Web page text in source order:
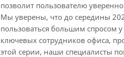
позволит пользователю
Мы уверены, что до середины
пользоваться большим спросом
ключевых сотрудников офиса,
этой серии, наши специалисты